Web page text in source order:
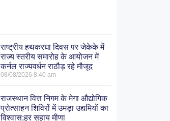
राष्ट्रीय हथकरघा दिवस पर जेकेके में
राज्य स्तरीय समारोह के आयोजन में
कर्नल राज्यवर्धन राठौड़ रहे मौजूद
08/08/20268:40 am
राजस्थान वित्त निगम के मेगा औद्योगिक
प्रोत्साहन शिविरों में उमड़ा उद्यमियों का
विश्वास:हर सहाय मीणा